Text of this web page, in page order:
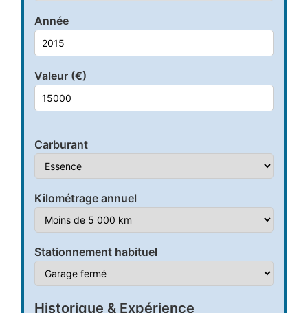
Année
Valeur (€)
Carburant
Kilométrage annuel
Stationnement habituel
Historique & Expérience